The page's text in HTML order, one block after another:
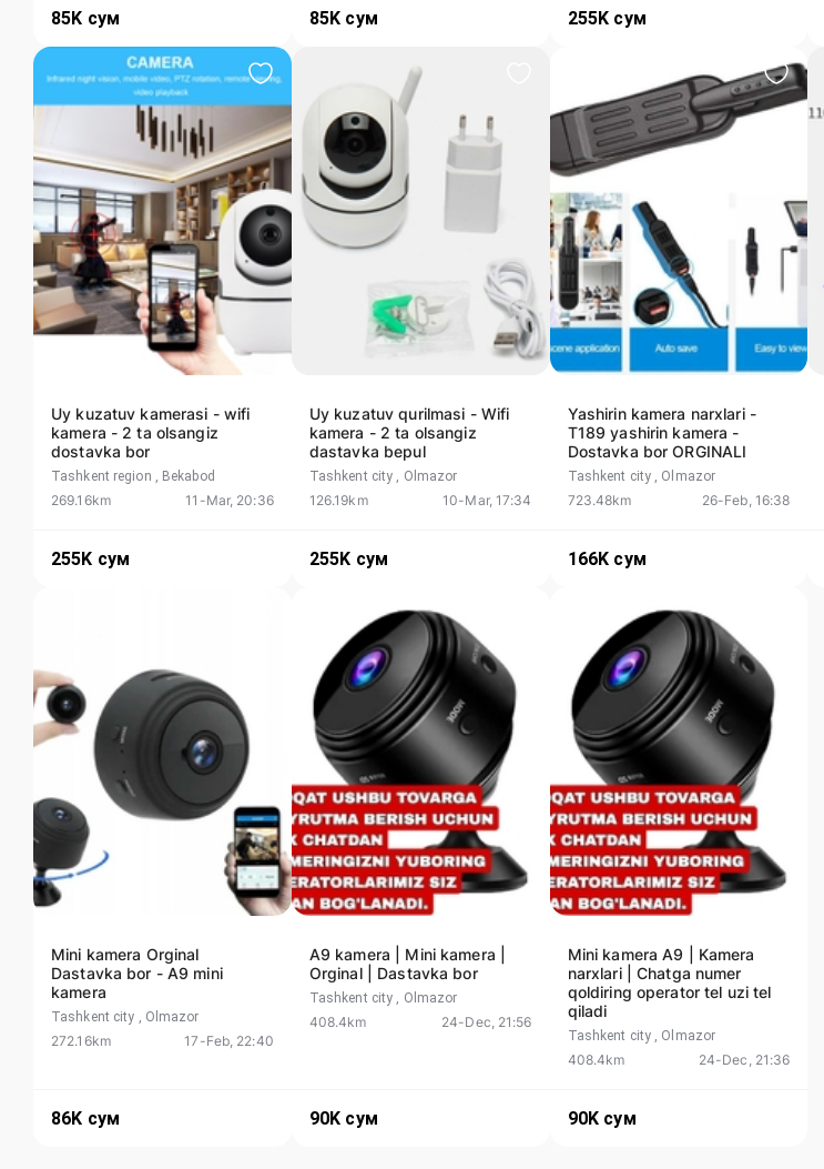
85K сум 85K сум 255K сум
Uy kuzatuv kamerasi - wifi
kamera - 2 ta olsangiz
dostavka bor
Tashkent region , Bekabod
269.16km 11-Mar, 20:36
255K сум
Uy kuzatuv qurilmasi - Wifi
kamera - 2 ta olsangiz
dastavka bepul
Tashkent city , Olmazor
126.19km 10-Mar, 17:34
255K сум
Yashirin kamera narxlari -
T189 yashirin kamera -
Dostavka bor ORGINALI
Tashkent city , Olmazor
723.48km 26-Feb, 16:38
166K сум
Mini kamera Orginal
Dastavka bor - A9 mini
kamera
Tashkent city , Olmazor
272.16km 17-Feb, 22:40
86K сум
A9 kamera | Mini kamera |
Orginal | Dastavka bor
Tashkent city , Olmazor
408.4km 24-Dec, 21:56
90K сум
Mini kamera A9 | Kamera
narxlari | Chatga numer
qoldiring operator tel uzi tel
qiladi
Tashkent city , Olmazor
408.4km 24-Dec, 21:36
90K сум